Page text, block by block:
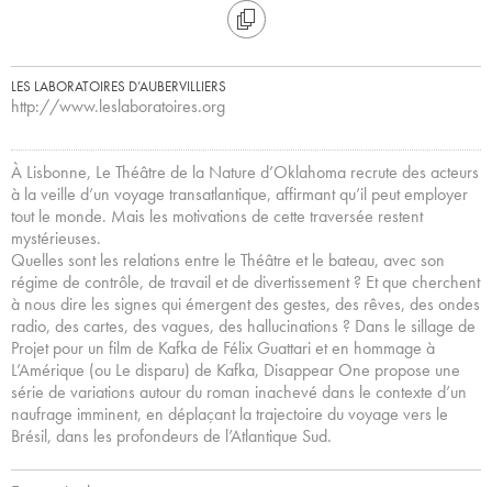
LES LABORATOIRES D’AUBERVILLIERS
http://www.leslaboratoires.org
À Lisbonne, Le Théâtre de la Nature d’Oklahoma recrute des acteurs
à la veille d’un voyage transatlantique, affirmant qu’il peut employer
tout le monde. Mais les motivations de cette traversée restent
mystérieuses.
Quelles sont les relations entre le Théâtre et le bateau, avec son
régime de contrôle, de travail et de divertissement ? Et que cherchent
à nous dire les signes qui émergent des gestes, des rêves, des ondes
radio, des cartes, des vagues, des hallucinations ? Dans le sillage de
Projet pour un film de Kafka de Félix Guattari et en hommage à
L’Amérique (ou Le disparu) de Kafka, Disappear One propose une
série de variations autour du roman inachevé dans le contexte d’un
naufrage imminent, en déplaçant la trajectoire du voyage vers le
Brésil, dans les profondeurs de l’Atlantique Sud.